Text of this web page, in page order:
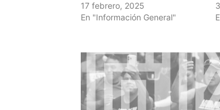
17 febrero, 2025
En "Información General"